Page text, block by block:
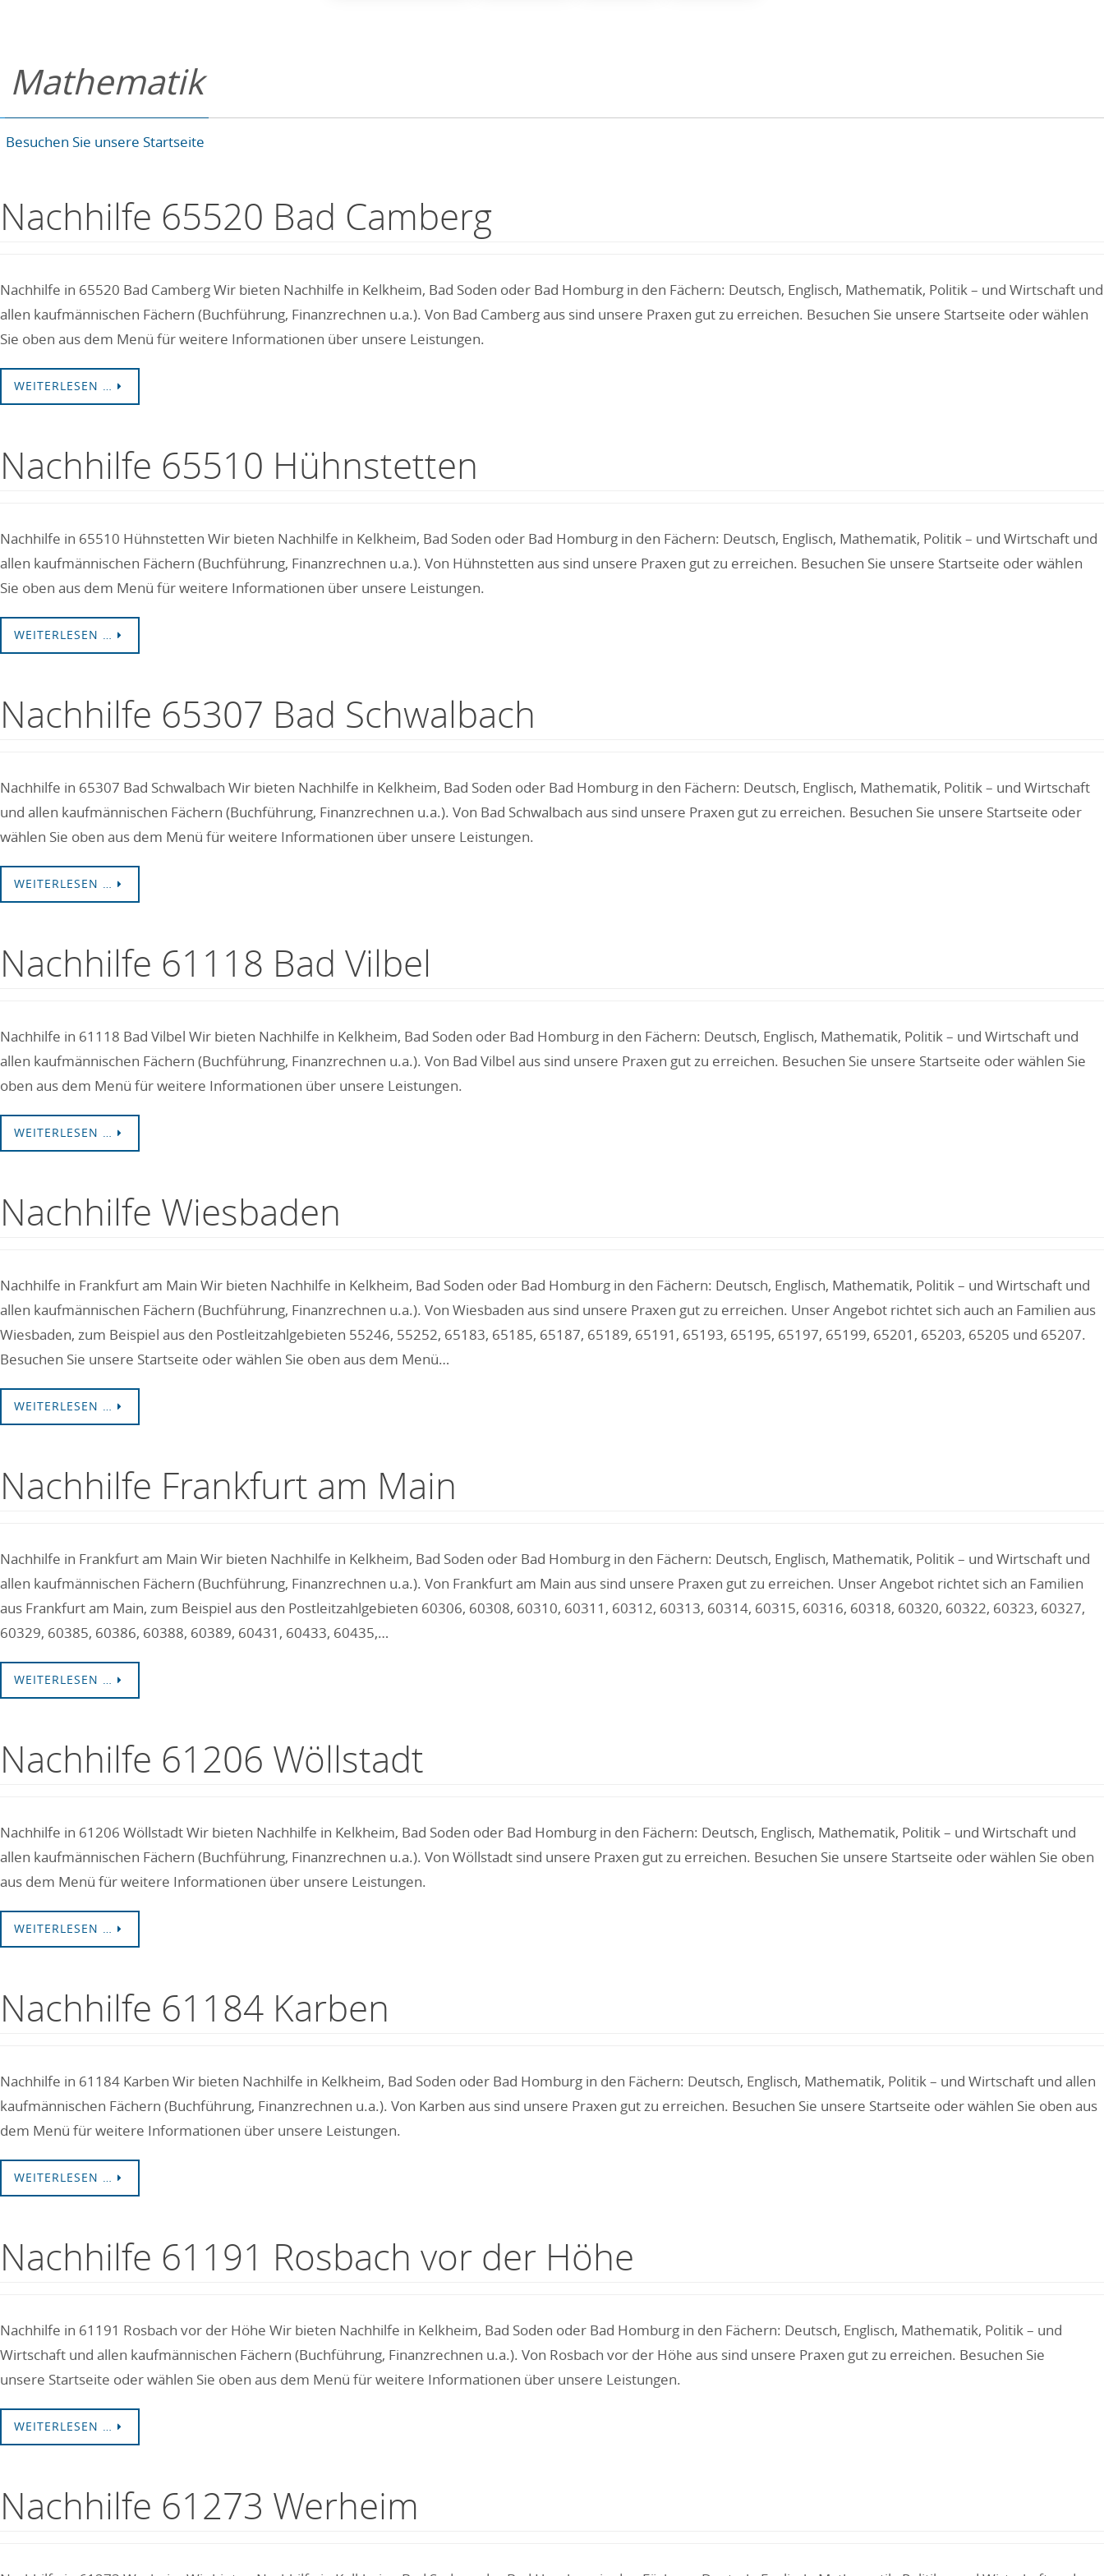
Mathematik
Besuchen Sie unsere Startseite
Nachhilfe 65520 Bad Camberg
Nachhilfe in 65520 Bad Camberg Wir bieten Nachhilfe in Kelkheim, Bad Soden oder Bad Homburg in den Fächern: Deutsch, Englisch, Mathematik, Politik – und Wirtschaft und
allen kaufmännischen Fächern (Buchführung, Finanzrechnen u.a.). Von Bad Camberg aus sind unsere Praxen gut zu erreichen. Besuchen Sie unsere Startseite oder wählen
Sie oben aus dem Menü für weitere Informationen über unsere Leistungen.
WEITERLESEN …
Nachhilfe 65510 Hühnstetten
Nachhilfe in 65510 Hühnstetten Wir bieten Nachhilfe in Kelkheim, Bad Soden oder Bad Homburg in den Fächern: Deutsch, Englisch, Mathematik, Politik – und Wirtschaft und
allen kaufmännischen Fächern (Buchführung, Finanzrechnen u.a.). Von Hühnstetten aus sind unsere Praxen gut zu erreichen. Besuchen Sie unsere Startseite oder wählen
Sie oben aus dem Menü für weitere Informationen über unsere Leistungen.
WEITERLESEN …
Nachhilfe 65307 Bad Schwalbach
Nachhilfe in 65307 Bad Schwalbach Wir bieten Nachhilfe in Kelkheim, Bad Soden oder Bad Homburg in den Fächern: Deutsch, Englisch, Mathematik, Politik – und Wirtschaft
und allen kaufmännischen Fächern (Buchführung, Finanzrechnen u.a.). Von Bad Schwalbach aus sind unsere Praxen gut zu erreichen. Besuchen Sie unsere Startseite oder
wählen Sie oben aus dem Menü für weitere Informationen über unsere Leistungen.
WEITERLESEN …
Nachhilfe 61118 Bad Vilbel
Nachhilfe in 61118 Bad Vilbel Wir bieten Nachhilfe in Kelkheim, Bad Soden oder Bad Homburg in den Fächern: Deutsch, Englisch, Mathematik, Politik – und Wirtschaft und
allen kaufmännischen Fächern (Buchführung, Finanzrechnen u.a.). Von Bad Vilbel aus sind unsere Praxen gut zu erreichen. Besuchen Sie unsere Startseite oder wählen Sie
oben aus dem Menü für weitere Informationen über unsere Leistungen.
WEITERLESEN …
Nachhilfe Wiesbaden
Nachhilfe in Frankfurt am Main Wir bieten Nachhilfe in Kelkheim, Bad Soden oder Bad Homburg in den Fächern: Deutsch, Englisch, Mathematik, Politik – und Wirtschaft und
allen kaufmännischen Fächern (Buchführung, Finanzrechnen u.a.). Von Wiesbaden aus sind unsere Praxen gut zu erreichen. Unser Angebot richtet sich auch an Familien aus
Wiesbaden, zum Beispiel aus den Postleitzahlgebieten 55246, 55252, 65183, 65185, 65187, 65189, 65191, 65193, 65195, 65197, 65199, 65201, 65203, 65205 und 65207.
Besuchen Sie unsere Startseite oder wählen Sie oben aus dem Menü…
WEITERLESEN …
Nachhilfe Frankfurt am Main
Nachhilfe in Frankfurt am Main Wir bieten Nachhilfe in Kelkheim, Bad Soden oder Bad Homburg in den Fächern: Deutsch, Englisch, Mathematik, Politik – und Wirtschaft und
allen kaufmännischen Fächern (Buchführung, Finanzrechnen u.a.). Von Frankfurt am Main aus sind unsere Praxen gut zu erreichen. Unser Angebot richtet sich an Familien
aus Frankfurt am Main, zum Beispiel aus den Postleitzahlgebieten 60306, 60308, 60310, 60311, 60312, 60313, 60314, 60315, 60316, 60318, 60320, 60322, 60323, 60327,
60329, 60385, 60386, 60388, 60389, 60431, 60433, 60435,…
WEITERLESEN …
Nachhilfe 61206 Wöllstadt
Nachhilfe in 61206 Wöllstadt Wir bieten Nachhilfe in Kelkheim, Bad Soden oder Bad Homburg in den Fächern: Deutsch, Englisch, Mathematik, Politik – und Wirtschaft und
allen kaufmännischen Fächern (Buchführung, Finanzrechnen u.a.). Von Wöllstadt sind unsere Praxen gut zu erreichen. Besuchen Sie unsere Startseite oder wählen Sie oben
aus dem Menü für weitere Informationen über unsere Leistungen.
WEITERLESEN …
Nachhilfe 61184 Karben
Nachhilfe in 61184 Karben Wir bieten Nachhilfe in Kelkheim, Bad Soden oder Bad Homburg in den Fächern: Deutsch, Englisch, Mathematik, Politik – und Wirtschaft und allen
kaufmännischen Fächern (Buchführung, Finanzrechnen u.a.). Von Karben aus sind unsere Praxen gut zu erreichen. Besuchen Sie unsere Startseite oder wählen Sie oben aus
dem Menü für weitere Informationen über unsere Leistungen.
WEITERLESEN …
Nachhilfe 61191 Rosbach vor der Höhe
Nachhilfe in 61191 Rosbach vor der Höhe Wir bieten Nachhilfe in Kelkheim, Bad Soden oder Bad Homburg in den Fächern: Deutsch, Englisch, Mathematik, Politik – und
Wirtschaft und allen kaufmännischen Fächern (Buchführung, Finanzrechnen u.a.). Von Rosbach vor der Höhe aus sind unsere Praxen gut zu erreichen. Besuchen Sie
unsere Startseite oder wählen Sie oben aus dem Menü für weitere Informationen über unsere Leistungen.
WEITERLESEN …
Nachhilfe 61273 Werheim